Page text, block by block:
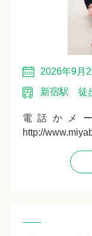
2026年9月
新宿駅 徒
電話かメ
http://